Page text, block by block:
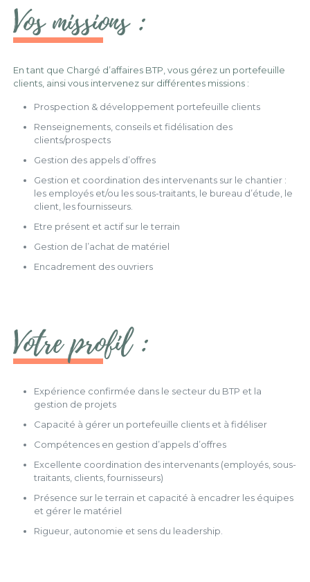
Vos missions :
En tant que Chargé d’affaires BTP, vous gérez un portefeuille
clients, ainsi vous intervenez sur différentes missions :
Prospection & développement portefeuille clients
Renseignements, conseils et fidélisation des
clients/prospects
Gestion des appels d’offres
Gestion et coordination des intervenants sur le chantier :
les employés et/ou les sous-traitants, le bureau d’étude, le
client, les fournisseurs.
Etre présent et actif sur le terrain
Gestion de l’achat de matériel
Encadrement des ouvriers
Votre profil :
Expérience confirmée dans le secteur du BTP et la
gestion de projets
Capacité à gérer un portefeuille clients et à fidéliser
Compétences en gestion d’appels d’offres
Excellente coordination des intervenants (employés, sous-
traitants, clients, fournisseurs)
Présence sur le terrain et capacité à encadrer les équipes
et gérer le matériel
Rigueur, autonomie et sens du leadership.